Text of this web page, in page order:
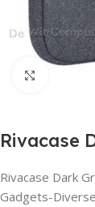
Rivacase
Rivacase Dark
Gadgets-